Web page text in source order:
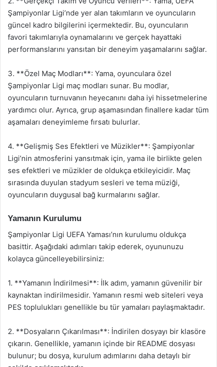
Şampiyonlar Ligi’nde yer alan takımların ve oyuncuların
güncel kadro bilgilerini içermektedir. Bu, oyuncuların
favori takımlarıyla oynamalarını ve gerçek hayattaki
performanslarını yansıtan bir deneyim yaşamalarını sağlar.
3. **Özel Maç Modları**: Yama, oyunculara özel
Şampiyonlar Ligi maç modları sunar. Bu modlar,
oyuncuların turnuvanın heyecanını daha iyi hissetmelerine
yardımcı olur. Ayrıca, grup aşamasından finallere kadar tüm
aşamaları deneyimleme fırsatı bulurlar.
4. **Gelişmiş Ses Efektleri ve Müzikler**: Şampiyonlar
Ligi’nin atmosferini yansıtmak için, yama ile birlikte gelen
ses efektleri ve müzikler de oldukça etkileyicidir. Maç
sırasında duyulan stadyum sesleri ve tema müziği,
oyuncuların duygusal bağ kurmalarını sağlar.
Yamanın Kurulumu
Şampiyonlar Ligi UEFA Yaması’nın kurulumu oldukça
basittir. Aşağıdaki adımları takip ederek, oyununuzu
kolayca güncelleyebilirsiniz:
1. **Yamanın İndirilmesi**: İlk adım, yamanın güvenilir bir
kaynaktan indirilmesidir. Yamanın resmi web siteleri veya
PES toplulukları genellikle bu tür yamaları paylaşmaktadır.
2. **Dosyaların Çıkarılması**: İndirilen dosyayı bir klasöre
çıkarın. Genellikle, yamanın içinde bir README dosyası
bulunur; bu dosya, kurulum adımlarını daha detaylı bir